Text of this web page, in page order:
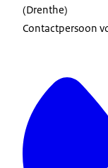
(Drenthe)
Contactpersoon